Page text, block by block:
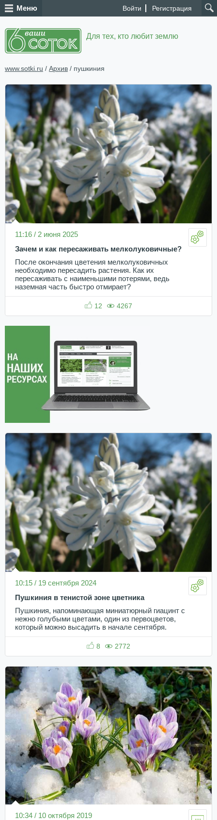
Войти Регистрация
Меню
Для тех, кто любит землю
www.sotki.ru / Архив / пушкиния
11:16 / 2 июня 2025
Зачем и как пересаживать мелколуковичные?
После окончания цветения мелколуковичных
необходимо пересадить растения. Как их
пересаживать с наименьшими потерями, ведь
наземная часть быстро отмирает?
12 4267
10:15 / 19 сентября 2024
Пушкиния в тенистой зоне цветника
Пушкиния, напоминающая миниатюрный гиацинт с
нежно голубыми цветами, один из первоцветов,
который можно высадить в начале сентября.
8 2772
10:34 / 10 октября 2019